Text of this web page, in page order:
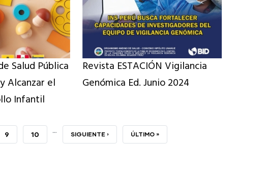
Salud Pública
Alcanzar el
Infantil
Revista ESTACIÓN Vigilancia
Genómica Ed. Junio 2024
PAGE
9 PAGE
10 … SIGUIENTE
SIGUIENTE › ÚLTIMA
ÚLTIMO »